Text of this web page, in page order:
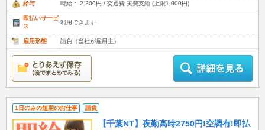
給与 時給： 2,200円 / 交通費 実費支給 (上限1,000円)
即払いサービ
ス
利用できます
雇用形態 請負（当社が雇用主）
1日のみの短期のお仕事 請負
【千葉NT】夜勤高時2750円!空調有!即払